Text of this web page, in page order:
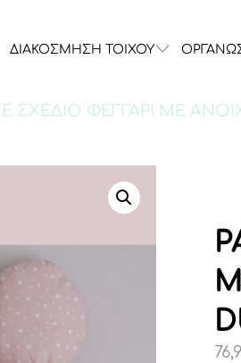
ΔΙΑΚΟΣΜΗΣΗ ΤΟΙΧΟΥ
ΣΧΕΔΙΟ ΦΕΓΓΑΡΙ ΜΕ